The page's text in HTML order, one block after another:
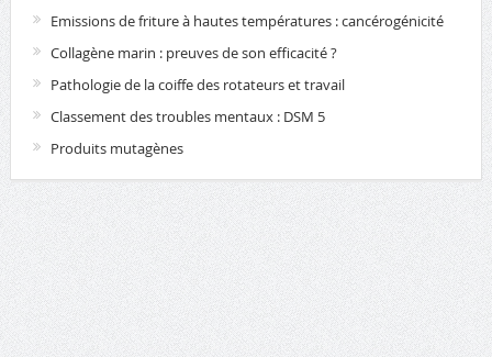
Emissions de friture à hautes températures : cancérogénicité
Collagène marin : preuves de son efficacité ?
Pathologie de la coiffe des rotateurs et travail
Classement des troubles mentaux : DSM 5
Produits mutagènes